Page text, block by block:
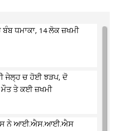
ਧਮਾਕਾ, 14 ਲੋਕ ਜ਼ਖਮੀ
ਜੇਲ੍ਹ ਚ ਹੋਈ ਝੜਪ, ਦੋ
ਤੇ ਕਈ ਜ਼ਖਮੀ
ਨੇ ਆਈ.ਐਸ.ਆਈ.ਐਸ